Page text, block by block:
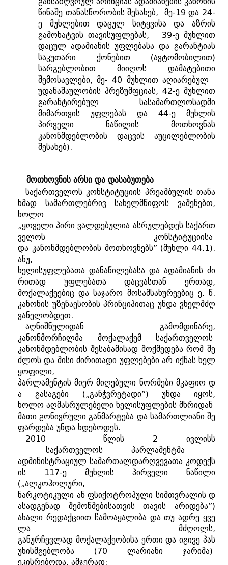
წინაშე თანასწორობის შესახებ, მე-19 და 24-
ე მუხლებით დაცულ სიტყვისა და აზრის
გამოხატვის თავისუფლებას, 39-ე მუხლით
დაცულ ადამიანის უფლებასა და გარანტიას
საკუთარი ქონებით (ავტომობილით)
სარგებლობით მიიღოს დამატებითი
შემოსავლები, მე- 40 მუხლით აღიარებულ
უდანაშაულობის პრეზუმფციას, 42-ე მუხლით
გარანტირებულ სასამართლოსადმი
მიმართვის უფლებას და 44-ე მუხლის
პირველი ნაწილის მოთხოვნას
კანონმდებლობის დაცვის აუცილებლობის
შესახებ).
მოთხოვნის არსი და დასაბუთება
საქართველოს კონსტიტუციის პრეამბულის თანა
ხმად
სამართლებრივ სახელმწიფოს ვაშენებთ,
ხოლო
„ყოველი პირი ვალდებულია ასრულებდეს საქართ
ველოს
კონსტიტუციისა
და კანონმდებლობის მოთხოვნებს” (მუხლი 44.1).
ანუ,
ხელისუფლებათა დანაწილებასა და ადამიანის ძი
რითად
უფლებათა დაცვასთან ერთად,
მოქალაქეებიც და საჯარო მოსამსახურეებიც ე.წ.
კანონის უზენაესობის პრინციპითაც უნდა ვხელმძღ
ვანელობდეთ.
აღნიშნულიდან
გამომდინარე,
კანონმორჩილმა
მოქალაქემ საქართველოს
კანონმდებლობის შესაბამისად მოქმედება რომ შე
ძლოს და მისი ძირითადი უფლებები არ იქნას ხელ
ყოფილი,
პარლამენტის მიერ მიღებული ნორმები მკაფიო დ
ა
გასაგები („განჭვრეტადი”) უნდა იყოს,
ხოლო აღმასრულებელი ხელისუფლების მხრიდან
მათი გონივრული განმარტება და სამართლიანი შე
ფარდება უნდა ხდებოდეს.
2010 წლის 2 ივლისს
საქართველოს
პარლამენტმა
ადმინისტრაციულ სამართალდარღვევათა კოდექს
ის 117-ე მუხლის პირველი
ნაწილი
(„ალკოჰოლური,
ნარკოტიკული ან ფსიქოტროპული სიმთვრალის დ
ასადგენად
შემოწმებისათვის თავის არიდება”)
ახალი რედაქციით ჩამოაყალიბა და თუ ადრე ყვე
ლა
მძღოლს,
განურჩევლად მოქალაქეობისა ერთი და იგივე პას
უხისმგებლობა (70 ლარიანი ჯარიმა)
ეკისრებოდა, ამჯერად: